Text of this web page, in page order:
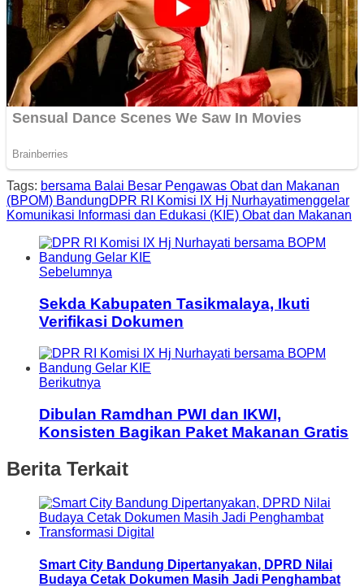
Tags: bersama Balai Besar Pengawas Obat dan Makanan
(BPOM) BandungDPR RI Komisi IX Hj Nurhayatimenggelar
Komunikasi Informasi dan Edukasi (KIE) Obat dan Makanan
Sebelumnya
Sekda Kabupaten Tasikmalaya, Ikuti
Verifikasi Dokumen
Berikutnya
Dibulan Ramdhan PWI dan IKWI,
Konsisten Bagikan Paket Makanan Gratis
Berita Terkait
Smart City Bandung Dipertanyakan, DPRD Nilai
Budaya Cetak Dokumen Masih Jadi Penghambat